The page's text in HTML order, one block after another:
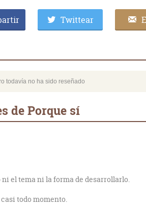
Twittear
todavía no ha sido reseñado
de Porque sí
ni el tema ni la forma de desarrollarlo.
todo momento.